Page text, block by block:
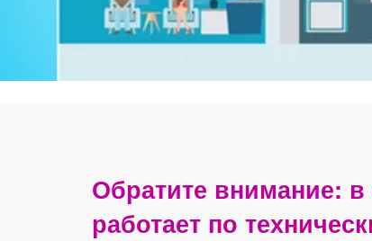
Обратите внимание:
работает по